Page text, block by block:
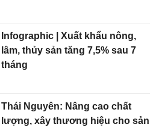
Infographic | Xuất khẩu nông,
lâm, thủy sản tăng 7,5% sau 7
tháng
Thái Nguyên: Nâng cao chất
lượng, xây thương hiệu cho sản